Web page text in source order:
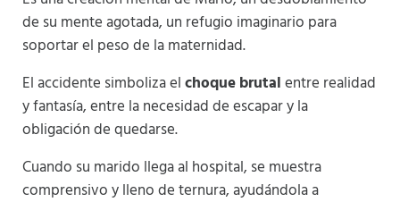
de su mente agotada, un refugio imaginario para
soportar el peso de la maternidad.
El accidente simboliza elchoque brutalentre realidad
y fantasía, entre la necesidad de escapar y la
obligación de quedarse.
Cuando su marido llega al hospital, se muestra
comprensivo y lleno de ternura, ayudándola a